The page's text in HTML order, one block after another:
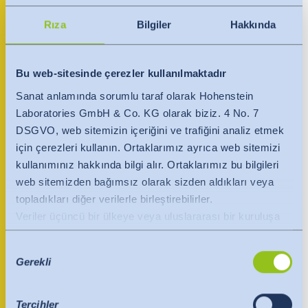
Rıza Bilgiler Hakkında
Bu web-sitesinde çerezler kullanılmaktadır
Sanat anlamında sorumlu taraf olarak Hohenstein
Laboratories GmbH & Co. KG olarak biziz. 4 No. 7
DSGVO, web sitemizin içeriğini ve trafiğini analiz etmek
için çerezleri kullanın. Ortaklarımız ayrıca web sitemizi
kullanımınız hakkında bilgi alır. Ortaklarımız bu bilgileri
web sitemizden bağımsız olarak sizden aldıkları veya
topladıkları diğer verilerle birleştirebilirler.
Veriler üçüncü bir ülkeye veya uluslararası bir kuruluşa
aktarılır. Burada AB Komisyonu'nun yeterlilik kararı
dikkate alınır. Bu, yeterli düzeyde koruma sunan güvenli
bir üçüncü ülke veya güvenli bir uluslararası kuruluş
ABD'ye veri aktarımları için aşağıdakiler geçerlidir:
Seçimi
Gerekli
Tercihler
English
Tiếng Việt
Indonesia
bahasa Indonesia
English
Indonesia
bahasa Indonesia
中国
İletişim
Her zaman güncel kalın
Şti.
Çınarpark Residence, A Blok, Dükkan: 5
Türkiye
+90 212 867 24 00
İlgili kişi